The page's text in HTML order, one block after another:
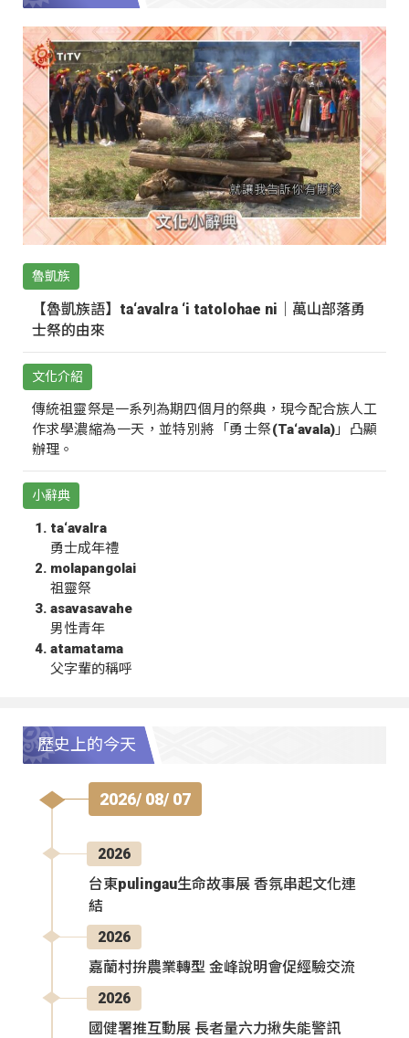
魯凱族
【魯凱族語】ta‘avalra ‘i tatolohae ni｜萬山部落勇
士祭的由來
文化介紹
傳統祖靈祭是一系列為期四個月的祭典，現今配合族人工
作求學濃縮為一天，並特別將「勇士祭(Ta‘avala)」凸顯
辦理。
小辭典
ta‘avalra
勇士成年禮
molapangolai
祖靈祭
asavasavahe
男性青年
atamatama
父字輩的稱呼
歷史上的今天
2026/ 08/ 07
2026
台東pulingau生命故事展 香氛串起文化連
結
2026
嘉蘭村拚農業轉型 金峰說明會促經驗交流
2026
國健署推互動展 長者量六力揪失能警訊